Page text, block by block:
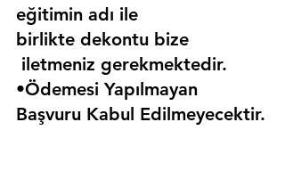
eğitimin adı ile
birlikte dekontu bize
iletmeniz gerekmektedir.
•Ödemesi Yapılmayan
Başvuru Kabul Edilmeyecektir.